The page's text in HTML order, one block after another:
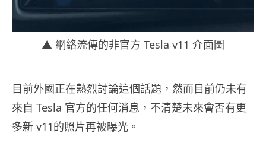
▲ 網絡流傳的非官方 Tesla v11 介面圖
目前外國正在熱烈討論這個話題，然而目前仍未有
來自 Tesla 官方的任何消息，不清楚未來會否有更
多新 v11的照片再被曝光。